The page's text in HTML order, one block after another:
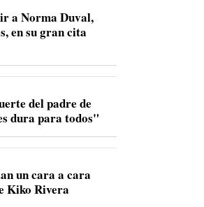
a Norma Duval,
en su gran cita
del padre de
dura para todos"
un cara a cara
Kiko Rivera